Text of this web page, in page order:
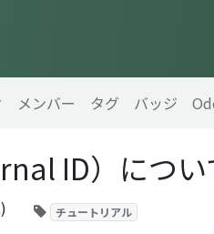
メンバー タグ バッジ
ID）につい
チュートリアル